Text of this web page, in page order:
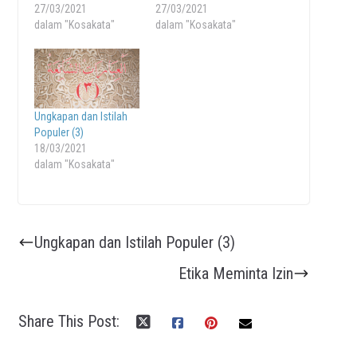
27/03/2021
dalam "Kosakata"
27/03/2021
dalam "Kosakata"
Ungkapan dan Istilah
Populer (3)
18/03/2021
dalam "Kosakata"
Ungkapan dan Istilah Populer (3)
Etika Meminta Izin
Share This Post: